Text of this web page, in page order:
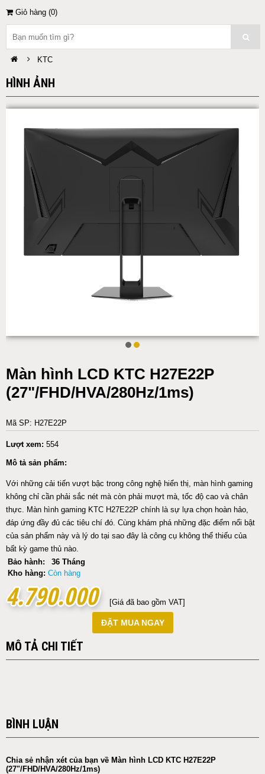
Giỏ hàng (0)
KTC
HÌNH ẢNH
Màn hình LCD KTC H27E22P
(27"/FHD/HVA/280Hz/1ms)
Mã SP: H27E22P
Lượt xem: 554
Mô tả sản phẩm:
Với những cải tiến vượt bậc trong công nghệ hiển thị, màn hình gaming
không chỉ cần phải sắc nét mà còn phải mượt mà, tốc độ cao và chân
thực. Màn hình gaming KTC H27E22P chính là sự lựa chọn hoàn hảo,
đáp ứng đầy đủ các tiêu chí đó. Cùng khám phá những đặc điểm nổi bật
của sản phẩm này và lý do tại sao đây là công cụ không thể thiếu của
bất kỳ game thủ nào.
Bảo hành:
36 Tháng
Kho hàng: Còn hàng
4.790.000
4.790.000 [Giá đã bao gồm VAT]
ĐẶT MUA NGAY
MÔ TẢ CHI TIẾT
BÌNH LUẬN
Chia sẻ nhận xét của bạn về Màn hình LCD KTC H27E22P
(27"/FHD/HVA/280Hz/1ms)